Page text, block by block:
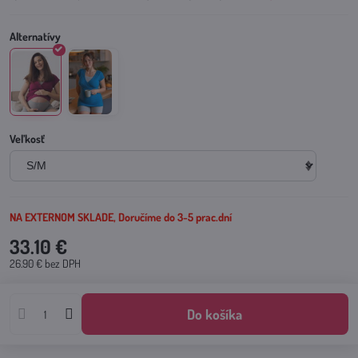
Veľkosť
NA EXTERNOM SKLADE, Doručíme do 3-5 prac.dní
33.10 €
26.90 € bez DPH
Do košíka